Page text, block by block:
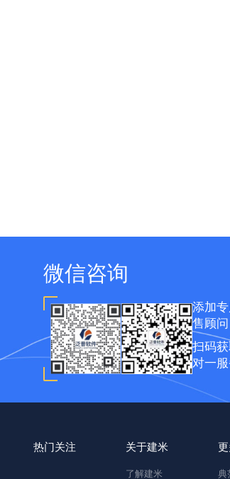
微信咨询
添加
售顾问
扫码
对一
热门关注 关于建米
了解建米 典